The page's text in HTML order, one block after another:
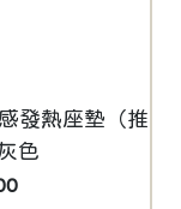
發熱座墊（推
色